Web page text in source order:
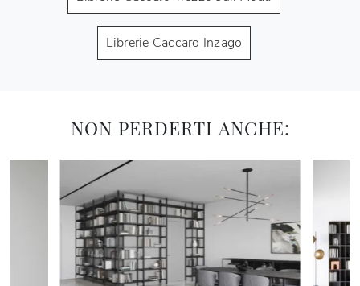
Librerie Caccaro Inzago
NON PERDERTI ANCHE: